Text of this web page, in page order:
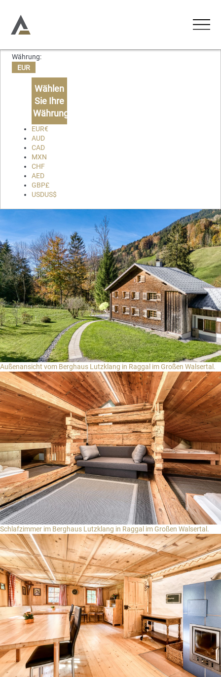
Gäste-Login
Region auswählen
Brandnertal
Bregenzerwald
Montafon
DE
EN
NL
Währung:
EUR
Wählen
Sie Ihre
Währung
EUR€
AUD
CAD
MXN
CHF
AED
GBP£
USDUS$
Außenansicht vom Berghaus Lutzklang in Raggal im Großen Walsertal.
Schlafzimmer im Berghaus Lutzklang in Raggal im Großen Walsertal.